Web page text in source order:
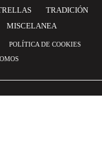
TRADICIÓN
MISCELANEA
POLÍTICA DE COOKIES